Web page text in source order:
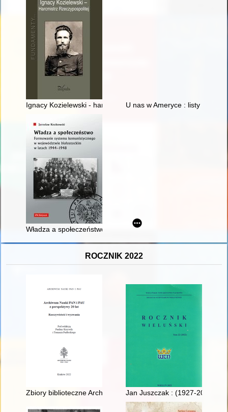
Ignacy Kozielewski - harcmistrz Rzeczypospolitej
U nas w Ameryce : listy do
Władza a społeczeństwo : formowanie systemu
ROCZNIK 2022
Zbiory biblioteczne Archiwum Nauki PAN i PAU
Jan Juszczak : (1927-2022)